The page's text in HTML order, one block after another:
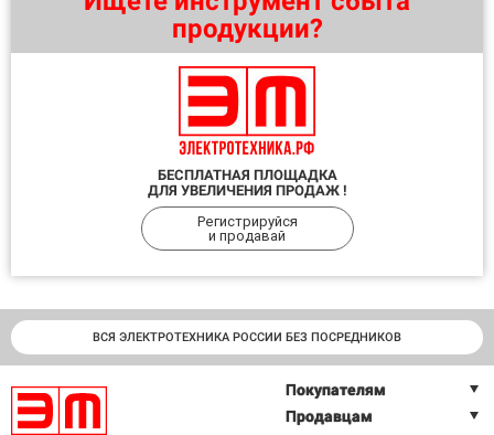
продукции?
БЕСПЛАТНАЯ ПЛОЩАДКА
ДЛЯ УВЕЛИЧЕНИЯ ПРОДАЖ !
Регистрируйся
и продавай
ВСЯ ЭЛЕКТРОТЕХНИКА РОССИИ БЕЗ ПОСРЕДНИКОВ
Покупателям
Продавцам